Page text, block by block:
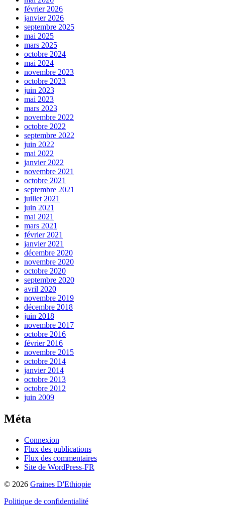
février 2026
janvier 2026
septembre 2025
mai 2025
mars 2025
octobre 2024
mai 2024
novembre 2023
octobre 2023
juin 2023
mai 2023
mars 2023
novembre 2022
octobre 2022
septembre 2022
juin 2022
mai 2022
janvier 2022
novembre 2021
octobre 2021
septembre 2021
juillet 2021
juin 2021
mai 2021
mars 2021
février 2021
janvier 2021
décembre 2020
novembre 2020
octobre 2020
septembre 2020
avril 2020
novembre 2019
décembre 2018
juin 2018
novembre 2017
octobre 2016
février 2016
novembre 2015
octobre 2014
janvier 2014
octobre 2013
octobre 2012
juin 2009
Méta
Connexion
Flux des publications
Flux des commentaires
Site de WordPress-FR
© 2026 Graines D'Ethiopie
Politique de confidentialité